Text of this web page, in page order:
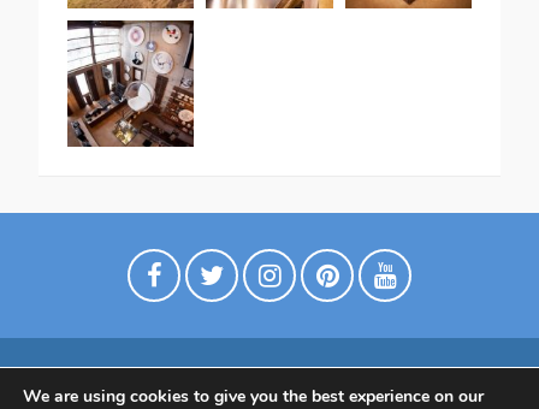
We are using cookies to give you the best experience on our